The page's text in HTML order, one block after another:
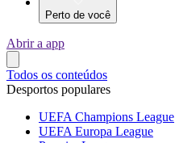
Perto de você
Abrir a app
Todos os conteúdos
Desportos populares
UEFA Champions League
UEFA Europa League